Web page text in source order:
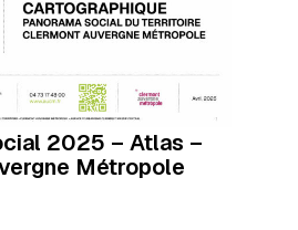
2025 – Atlas –
Métropole